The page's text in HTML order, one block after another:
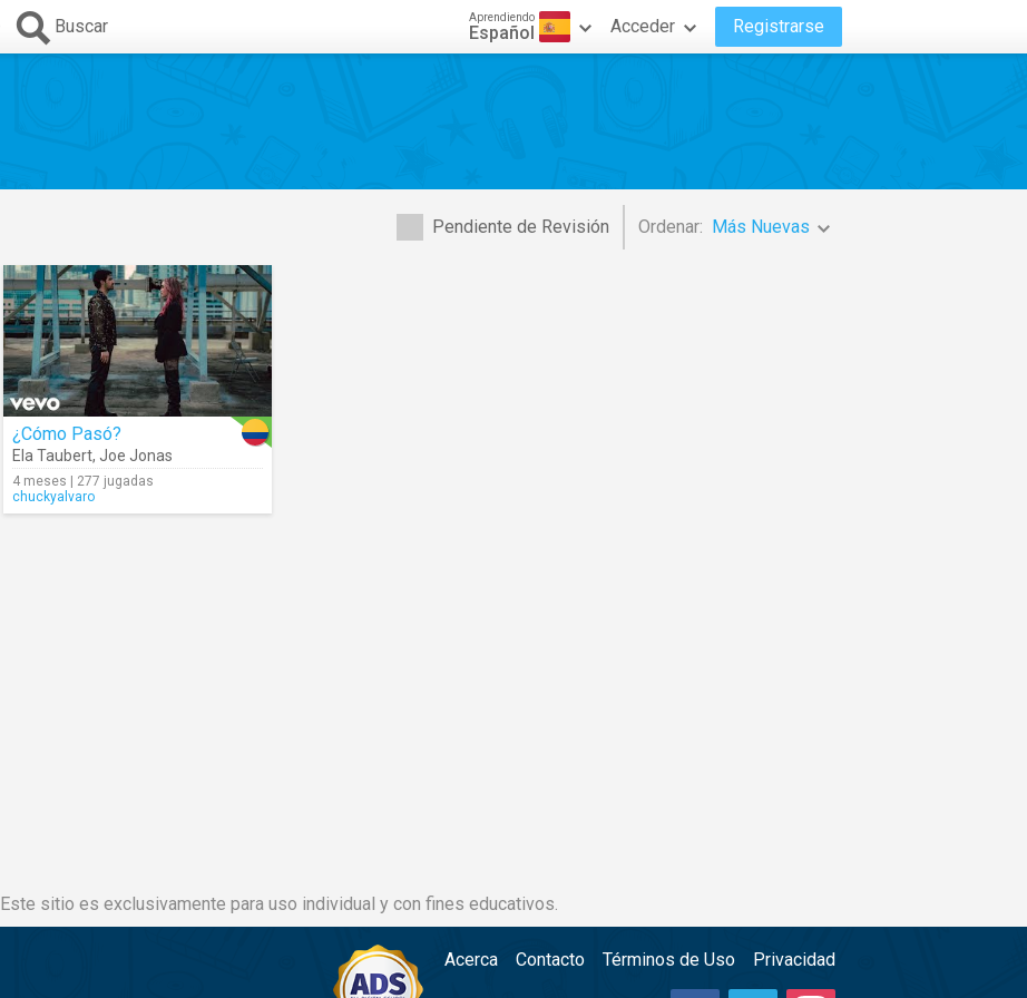
Buscar Aprendiendo
Español Acceder Registrarse
Pendiente de Revisión Ordenar: Más Nuevas
¿Cómo Pasó?
Ela Taubert, Joe Jonas
4 meses | 277 jugadas
chuckyalvaro
Este sitio es exclusivamente para uso individual y con fines educativos.
Acerca Contacto Términos de Uso Privacidad